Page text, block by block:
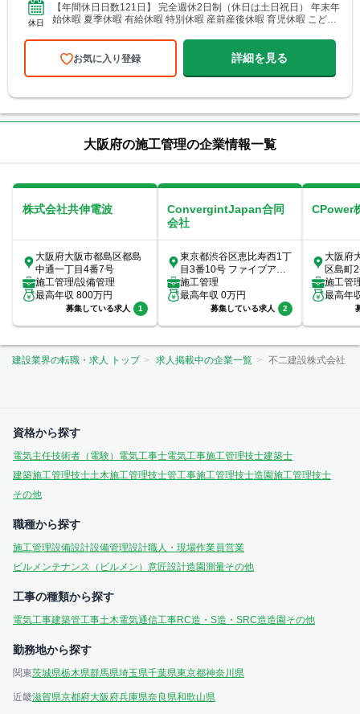
休日
【年間休日日数121日】 完全週休2日制（休日は土日祝日） 年末年
始休暇 夏季休暇 有給休暇 特別休暇 産前産後休暇 育児休暇 こども
お気に入り登録 詳細を見る
大阪府の施工管理の企業情報一覧
株式会社共伸電波
大阪府大阪市都島区都島
中通一丁目4番7号
施工管理/設備管理
最高年収 800万円
募集している求人 1
ConvergintJapan合同
会社
東京都渋谷区恵比寿西1丁
目3番10号 ファイブアネ
ックス7階
施工管理
最高年収 0万円
募集している求人 2
CPower
大阪府
区島町
施工管
最高年
建設業界の転職・求人 トップ 求人掲載中の企業一覧 不二建設株式会社
資格から探す
電気主任技術者（電験） 電気工事士電気工事施工管理技士建築士
建築施工管理技士土木施工管理技士管工事施工管理技士造園施工管理技士
その他
職種から探す
施工管理設備設計設備管理設計職人・現場作業員営業
ビルメンテナンス（ビルメン） 意匠設計造園測量その他
工事の種類から探す
電気工事建築管工事土木電気通信工事RC造・S造・SRC造造園 その他
勤務地から探す
関東茨城県栃木県群馬県埼玉県千葉県東京都神奈川県
近畿滋賀県京都府大阪府兵庫県奈良県和歌山県